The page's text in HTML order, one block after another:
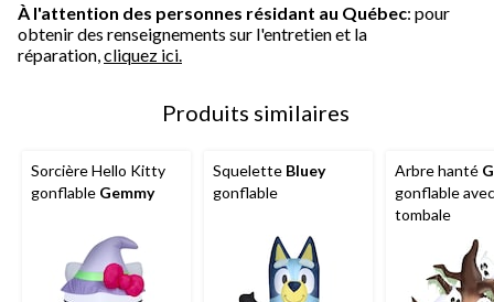
À l'attention des personnes résidant au Québec: pour
obtenir des renseignements sur l'entretien et la
réparation, cliquez ici.
Produits similaires
Sorcière Hello Kitty
gonflable Gemmy
Squelette Bluey
gonflable
Arbre hanté
gonflable
tombale